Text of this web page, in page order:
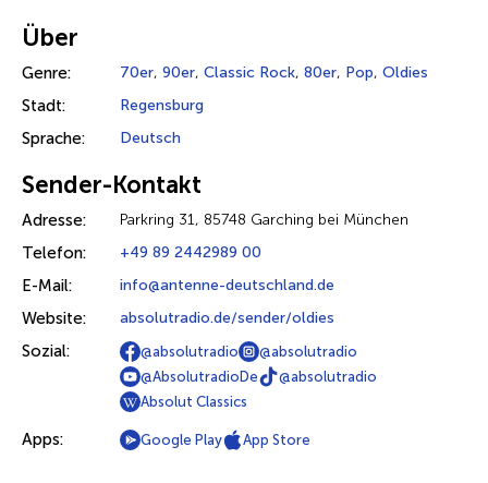
Über
Genre: 70er, 90er, Classic Rock, 80er, Pop, Oldies
Stadt: Regensburg
Sprache: Deutsch
Sender-Kontakt
Adresse: Parkring 31, 85748 Garching bei München
Telefon: +49 89 2442989 00
E-Mail: info@antenne-deutschland.de
Website: absolutradio.de/sender/oldies
Sozial: @absolutradio
@absolutradio
@AbsolutradioDe
@absolutradio
Absolut Classics
Apps: Google Play App Store